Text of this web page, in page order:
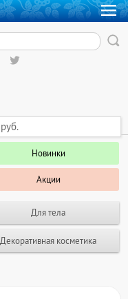
Новинки
Акции
Для тела
Декоративная косметика
руб.